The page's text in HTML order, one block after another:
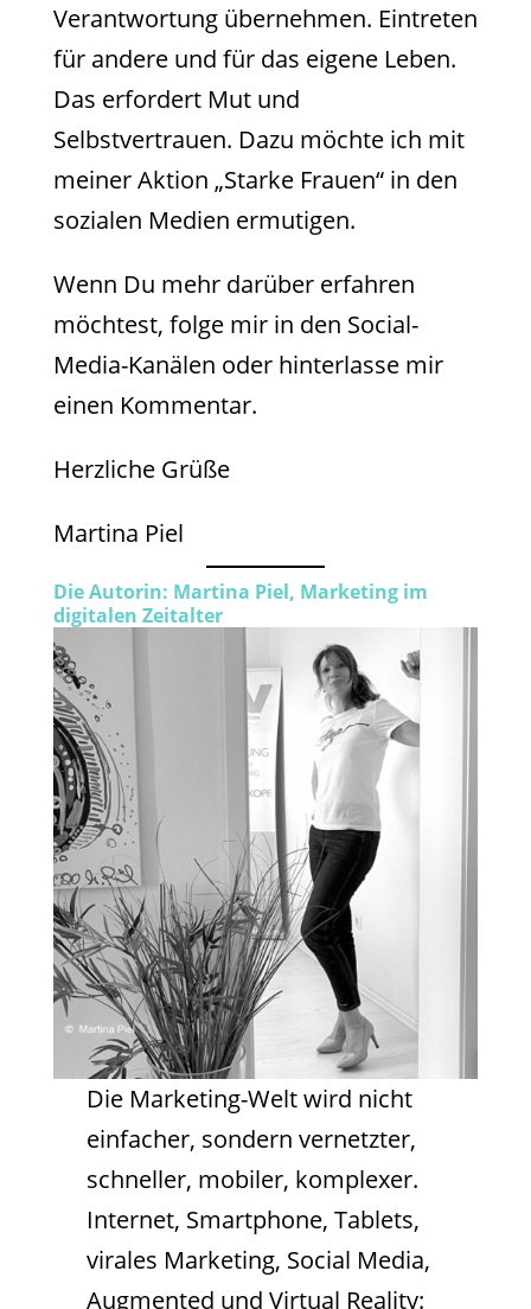
Verantwortung übernehmen. Eintreten
für andere und für das eigene Leben.
Das erfordert Mut und
Selbstvertrauen. Dazu möchte ich mit
meiner Aktion „Starke Frauen“ in den
sozialen Medien ermutigen.
Wenn Du mehr darüber erfahren
möchtest, folge mir in den Social-
Media-Kanälen oder hinterlasse mir
einen Kommentar.
Herzliche Grüße
Martina Piel
Die Autorin: Martina Piel, Marketing im
digitalen Zeitalter
Die Marketing-Welt wird nicht
einfacher, sondern vernetzter,
schneller, mobiler, komplexer.
Internet, Smartphone, Tablets,
virales Marketing, Social Media,
Augmented und Virtual Reality: